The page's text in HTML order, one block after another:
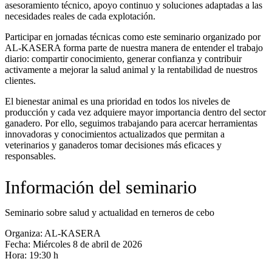
asesoramiento técnico, apoyo continuo y soluciones adaptadas a las
necesidades reales de cada explotación.
Participar en jornadas técnicas como este seminario organizado por
AL-KASERA forma parte de nuestra manera de entender el trabajo
diario: compartir conocimiento, generar confianza y contribuir
activamente a mejorar la salud animal y la rentabilidad de nuestros
clientes.
El bienestar animal es una prioridad en todos los niveles de
producción y cada vez adquiere mayor importancia dentro del sector
ganadero. Por ello, seguimos trabajando para acercar herramientas
innovadoras y conocimientos actualizados que permitan a
veterinarios y ganaderos tomar decisiones más eficaces y
responsables.
Información del seminario
Seminario sobre salud y actualidad en terneros de cebo
Organiza: AL-KASERA
Fecha: Miércoles 8 de abril de 2026
Hora: 19:30 h